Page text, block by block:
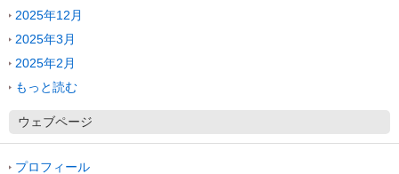
2025年12月
2025年3月
2025年2月
もっと読む
ウェブページ
プロフィール